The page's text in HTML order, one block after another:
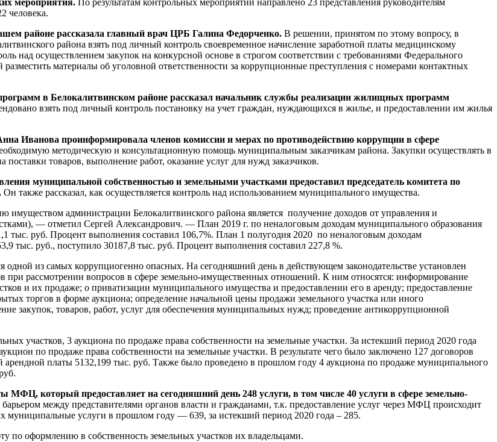
человека.
районе рассказала главный врач ЦРБ Галина Федорченко. В решении, принятом по этому вопросу, в
района взять под личный контроль своевременное начисление заработной платы медицинскому
над осуществлением закупок на конкурсной основе в строгом соответствии с требованиями Федерального
материалы об уголовной ответственности за коррупционные преступления с номерами контактных
в Белокалитвинском районе рассказал начальник службы реализации жилищных программ
взять под личный контроль постановку на учет граждан, нуждающихся в жилье, и предоставлении им жилья
Иванова проинформировала членов комиссии и мерах по противодействию коррупции в сфере
методическую и консультационную помощь муниципальным заказчикам района. Закупки осуществлять в
товаров, выполнение работ, оказание услуг для нужд заказчиков.
муниципальной собственностью и земельными участками предоставил председатель комитета по
Он также рассказал, как осуществляется контроль над использованием муниципального имущества.
администрации Белокалитвинского района является получение доходов от управления и
— отметил Сергей Александрович. — План 2019 г. по неналоговым доходам муниципального образования
тыс. руб. Процент выполнения составил 106,7%. План 1 полугодия 2020 по неналоговым доходам
тыс. руб., поступило 30187,8 тыс. руб. Процент выполнения составил 227,8 %.
одной из самых коррупциогенно опасных. На сегодняшний день в действующем законодательстве установлен
рассмотрении вопросов в сфере земельно-имущественных отношений. К ним относятся: информирование
и их продаже; о приватизации муниципального имущества и предоставлении его в аренду; предоставление
торгов в форме аукциона; определение начальной цены продажи земельного участка или иного
закупок, товаров, работ, услуг для обеспечения муниципальных нужд; проведение антикоррупционной
участков, 3 аукциона по продаже права собственности на земельные участки. За истекший период 2020 года
по продаже права собственности на земельные участки. В результате чего было заключено 127 договоров
платы 5132,199 тыс. руб. Также было проведено в прошлом году 4 аукциона по продаже муниципального
МФЦ, который предоставляет на сегодняшний день 248 услуги, в том числе 40 услуги в сфере земельно-
между представителями органов власти и гражданами, т.к. предоставление услуг через МФЦ происходит
муниципальные услуги в прошлом году — 639, за истекший период 2020 года – 285.
по оформлению в собственность земельных участков их владельцами.